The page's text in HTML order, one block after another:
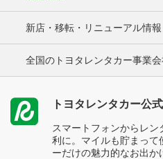
新店・移転・リニューアル情報
全国のトヨタレンタカー事業会
トヨタレンタカー公
スマートフォンからレ
利に。マイルも貯まって
ーだけの魅力的なお出か